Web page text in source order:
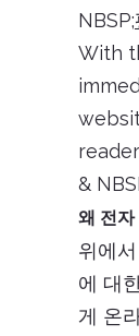
NBSP;
With
&
왜 전자
위에
에 대
게 온